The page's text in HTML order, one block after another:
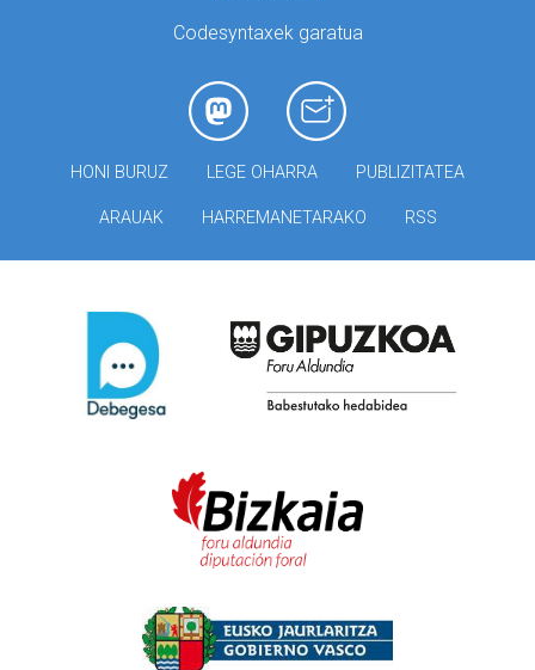
Codesyntaxek garatua
HONI BURUZ LEGE OHARRA PUBLIZITATEA
ARAUAK HARREMANETARAKO RSS